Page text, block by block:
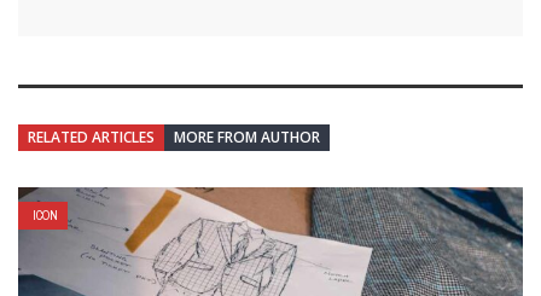
RELATED ARTICLES MORE FROM AUTHOR
ICON